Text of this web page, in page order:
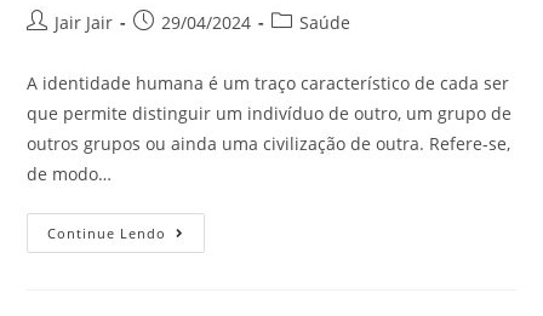
Jair Jair 29/04/2024 Saúde
A identidade humana é um traço característico de cada ser
que permite distinguir um indivíduo de outro, um grupo de
outros grupos ou ainda uma civilização de outra. Refere-se,
de modo…
Continue Lendo